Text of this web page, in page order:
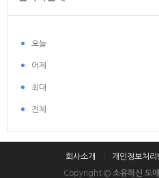
오늘
어제
최대
전체
회사소개 개인정보처리
Copyright © 소유하신 도메